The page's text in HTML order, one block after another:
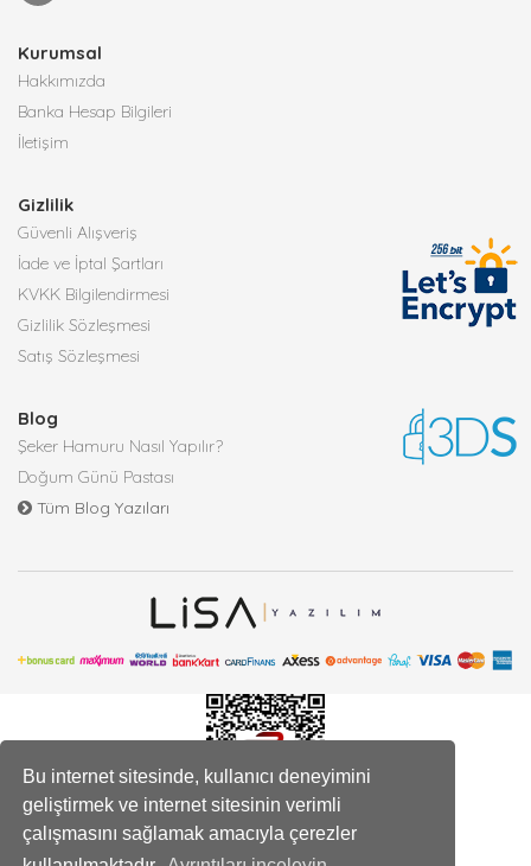
Bu internet sitesinde, kullanıcı deneyimini
geliştirmek ve internet sitesinin verimli
çalışmasını sağlamak amacıyla çerezler
Kurumsal
Hakkımızda
Banka Hesap Bilgileri
İletişim
Gizlilik
Güvenli Alışveriş
İade ve İptal Şartları
KVKK Bilgilendirmesi
Gizlilik Sözleşmesi
Satış Sözleşmesi
Blog
Şeker Hamuru Nasıl Yapılır?
Doğum Günü Pastası
Tüm Blog Yazıları